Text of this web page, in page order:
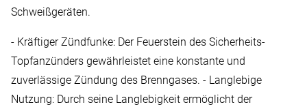
Schweißgeräten.
- Kräftiger Zündfunke: Der Feuerstein des Sicherheits-
Topfanzünders gewährleistet eine konstante und
zuverlässige Zündung des Brenngases. - Langlebige
Nutzung: Durch seine Langlebigkeit ermöglicht der